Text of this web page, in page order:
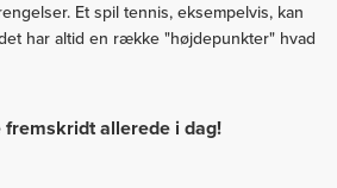
Et spil tennis, eksempelvis, kan
har altid en række "højdepunkter" hvad
fremskridt allerede i dag!